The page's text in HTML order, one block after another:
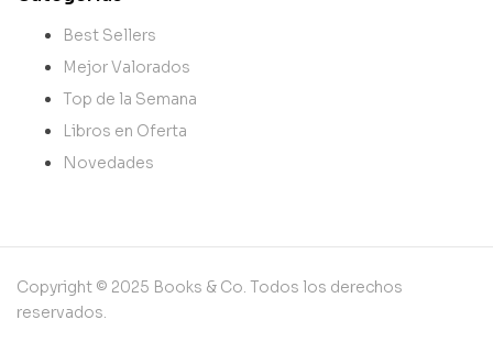
Best Sellers
Mejor Valorados
Top de la Semana
Libros en Oferta
Novedades
Copyright © 2025 Books & Co. Todos los derechos
reservados.